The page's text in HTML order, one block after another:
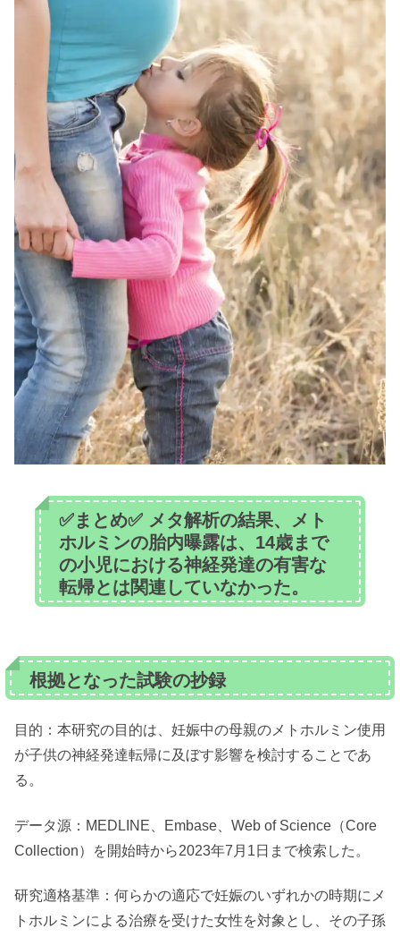
✅まとめ✅ メタ解析の結果、メト
ホルミンの胎内曝露は、14歳まで
の小児における神経発達の有害な
転帰とは関連していなかった。
根拠となった試験の抄録
目的：本研究の目的は、妊娠中の母親のメトホルミン使用
が子供の神経発達転帰に及ぼす影響を検討することであ
る。
データ源：MEDLINE、Embase、Web of Science（Core
Collection）を開始時から2023年7月1日まで検索した。
研究適格基準：何らかの適応で妊娠のいずれかの時期にメ
トホルミンによる治療を受けた女性を対象とし、その子孫